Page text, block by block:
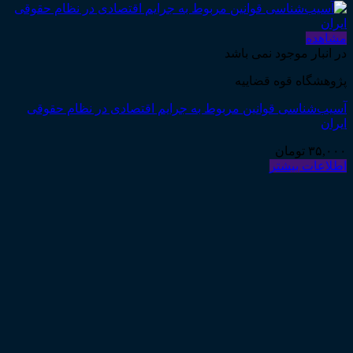
مشاهده
در انبار موجود نمی باشد
پژوهشگاه قوه قضاییه
آسیب‌شناسی قوانین مربوط به جرایم اقتصادی در نظام حقوقی
ایران
۳۵,۰۰۰ تومان
اطلاعات بیشتر